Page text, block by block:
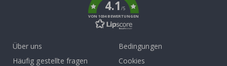
4.1/5
VON 1034 BEWERTUNGEN
Über uns
Häufig gestellte fragen
Bedingungen
Cookies